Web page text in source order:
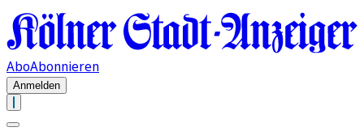
AboAbonnieren
Anmelden